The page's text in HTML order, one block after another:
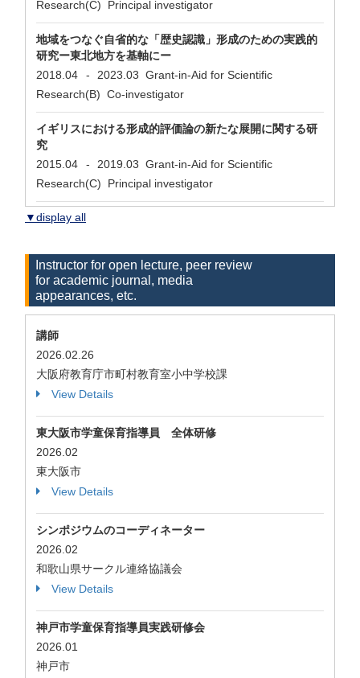
Research(C) Principal investigator
地域をつなぐ自省的な「歴史認識」形成のための実践的
研究ー東北地方を基軸にー
2018.04
- 2023.03 Grant-in-Aid for Scientific
Research(B) Co-investigator
イギリスにおける形成的評価論の新たな展開に関する研
究
2015.04
- 2019.03 Grant-in-Aid for Scientific
Research(C) Principal investigator
▼display all
Instructor for open lecture, peer review
for academic journal, media
appearances, etc.
講師
2026.02.26
大阪府教育庁市町村教育室小中学校課
View Details
東大阪市学童保育指導員 全体研修
2026.02
東大阪市
View Details
シンポジウムのコーディネーター
2026.02
和歌山県サークル連絡協議会
View Details
神戸市学童保育指導員実践研修会
2026.01
神戸市